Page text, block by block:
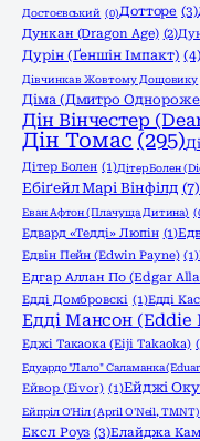
Достоєвський (0)Дотторе (3)
Дункан (Dragon Age) (2)
Дурін (Ґеншін Імпакт) (4)
Дівчинка в Жовтому Дощовику
Діма (Дмитро
Дін Вінчестер
Дін Томас (295)
Дітер Болен (1)Дітер Болен
Ебіґейл Марі Вінфілд (7)
Еван Афтон (Плачуща Дитина)
Едвард «Тедді» Люпін (1)
Едвін Пейн (Edwin Payne) (1)
Едгар Аллан По (Edgar
Едді Домбровскі (1)Едді
Едді Мансон (Eddie
Еджі Такаока (Eiji Takaoka)
Едуардо "Лало" Саламанка
Ейвор (Eivor) (1)Ейджі
Ейпріл О'Ніл (April O'Neil, TMNT)
Ексл Роуз (3)Елайджа